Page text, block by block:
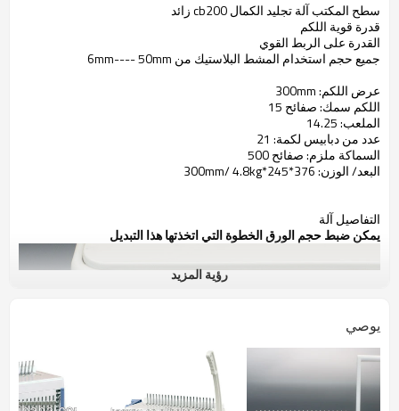
سطح المكتب آلة تجليد الكمال cb200 زائد
قدرة قوية اللكم
القدرة على الربط القوي
جميع حجم استخدام المشط البلاستيك من 6mm---- 50mm
عرض اللكم: 300mm
اللكم سمك: صفائح 15
الملعب: 14.25
عدد من دبابيس لكمة: 21
السماكة ملزم: صفائح 500
البعد/ الوزن: 376*245*300mm/ 4.8kg
التفاصيل آلة
يمكن ضبط حجم الورق الخطوة التي اتخذتها هذا التبديل
رؤية المزيد
يوصي